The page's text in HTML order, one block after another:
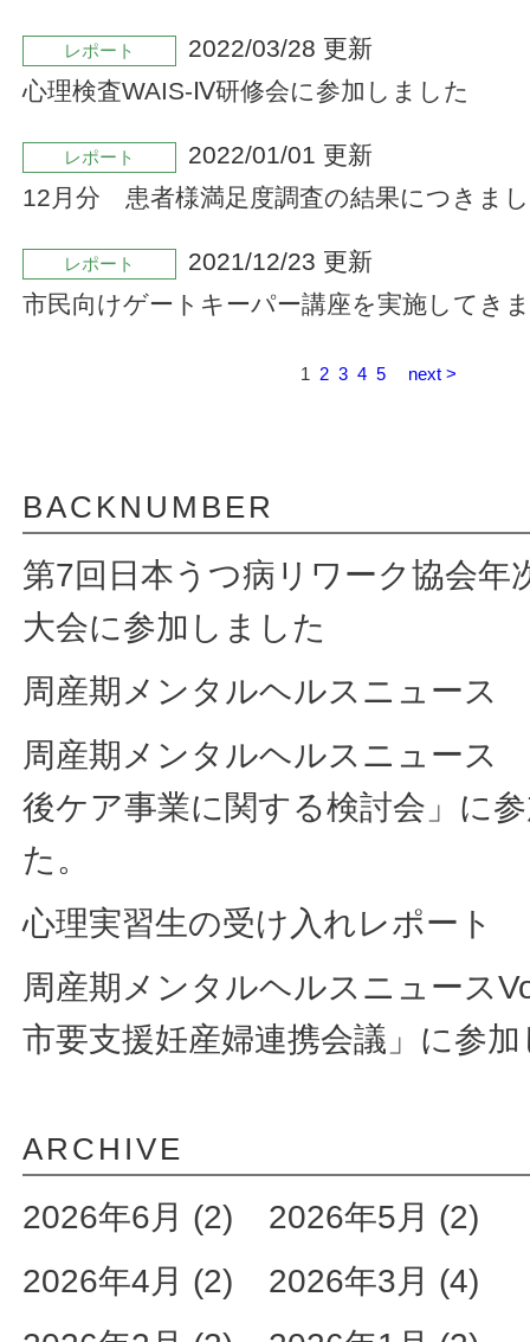
レポート
2022/03/28 更新
心理検査WAIS-Ⅳ研修会に参加しました
レポート
2022/01/01 更新
12月分 患者様満足度調査の結果につきま
レポート
2021/12/23 更新
市民向けゲートキーパー講座を実施してき
1 2 3 4 5 next >
BACKNUMBER
第7回日本うつ病リワーク協会年
大会に参加しました
周産期メンタルヘルスニュース
周産期メンタルヘルスニュース
後ケア事業に関する検討会」に
た。
心理実習生の受け入れレポート
周産期メンタルヘルスニュース
市要支援妊産婦連携会議」に参
ARCHIVE
2026年6月 (2)
2026年5月 (2)
2026年4月 (2)
2026年3月 (4)